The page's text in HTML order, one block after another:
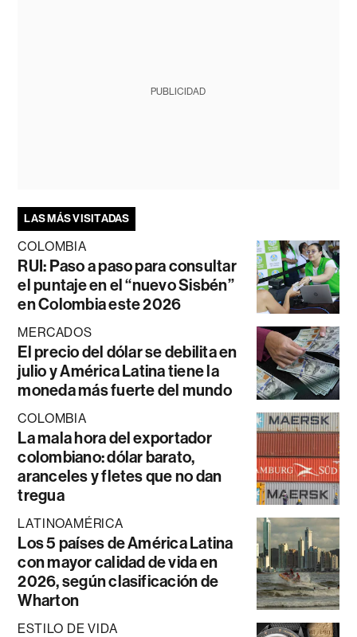
PUBLICIDAD
LAS MÁS VISITADAS
COLOMBIA
RUI: Paso a paso para consultar
el puntaje en el “nuevo Sisbén”
en Colombia este 2026
MERCADOS
El precio del dólar se debilita en
julio y América Latina tiene la
moneda más fuerte del mundo
COLOMBIA
La mala hora del exportador
colombiano: dólar barato,
aranceles y fletes que no dan
tregua
LATINOAMÉRICA
Los 5 países de América Latina
con mayor calidad de vida en
2026, según clasificación de
Wharton
ESTILO DE VIDA